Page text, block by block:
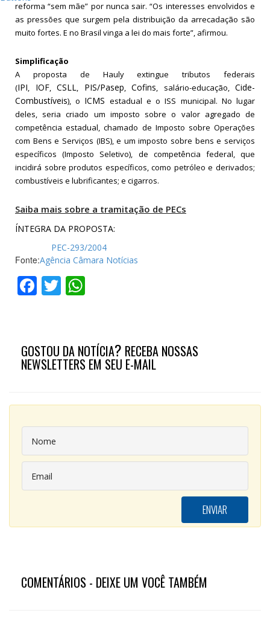
reforma “sem mãe” por nunca sair. “Os interesses envolvidos e
as pressões que surgem pela distribuição da arrecadação são
muito fortes. E no Brasil vinga a lei do mais forte”, afirmou.
Simplificação
A proposta de Hauly extingue tributos federais
(IPI, IOF, CSLL, PIS/Pasep, Cofins, salário-educação, Cide-
Combustíveis), o ICMS estadual e o ISS municipal. No lugar
deles, seria criado um imposto sobre o valor agregado de
competência estadual, chamado de Imposto sobre Operações
com Bens e Serviços (IBS), e um imposto sobre bens e serviços
específicos (Imposto Seletivo), de competência federal, que
incidirá sobre produtos específicos, como petróleo e derivados;
combustíveis e lubrificantes; e cigarros.
Saiba mais sobre a tramitação de PECs
ÍNTEGRA DA PROPOSTA:
PEC-293/2004
Fonte:Agência Câmara Notícias
FacebookTwitter
GOSTOU DA NOTÍCIA? RECEBA NOSSAS
NEWSLETTERS EM SEU E-MAIL
COMENTÁRIOS - DEIXE UM VOCÊ TAMBÉM